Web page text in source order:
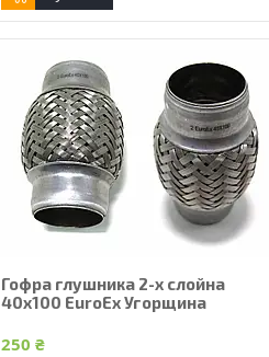
Гофра глушника 2-х слойна
40x100 EuroEx Угорщина
250 ₴